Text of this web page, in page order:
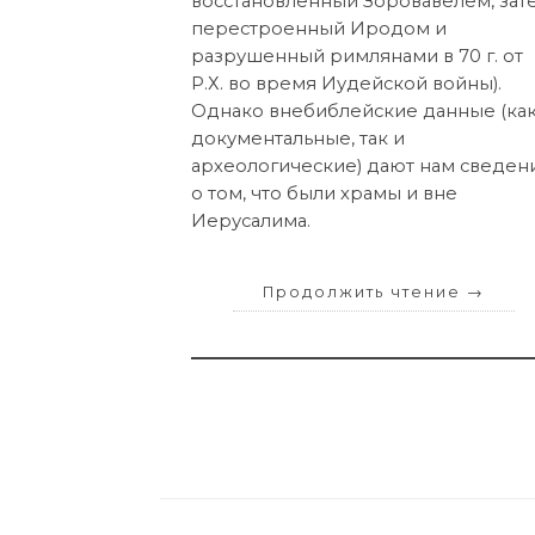
перестроенный Иродом и
разрушенный римлянами в 70 г. от
Р.Х. во время Иудейской войны).
Однако внебиблейские данные
документальные, так и
археологические) дают нам
о том, что были храмы и вне
Иерусалима.
Продолжить чтение →